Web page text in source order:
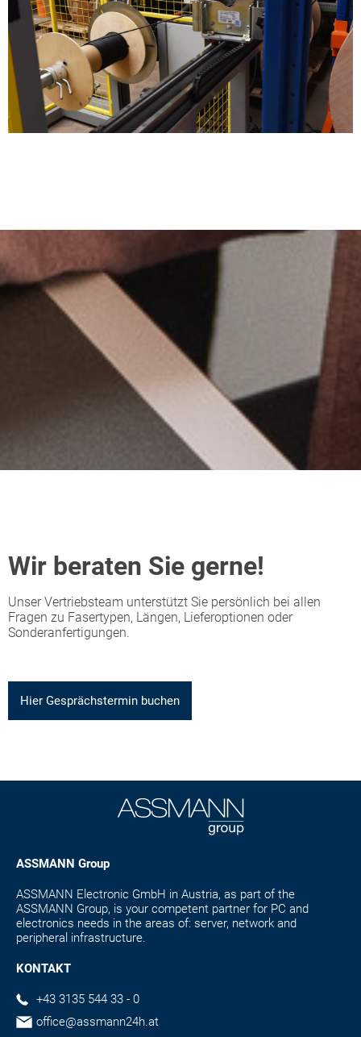
Wir beraten Sie gerne!
Unser Vertriebsteam unterstützt Sie persönlich bei allen
Fragen zu Fasertypen, Längen, Lieferoptionen oder
Sonderanfertigungen.
Hier Gesprächstermin buchen
ASSMANN Group
ASSMANN Electronic GmbH in Austria, as part of the
ASSMANN Group, is your competent partner for PC and
electronics needs in the areas of: server, network and
peripheral infrastructure.
KONTAKT
+43 3135 544 33 - 0
office@assmann24h.at